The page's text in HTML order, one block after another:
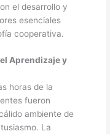
el desarrollo y
esenciales
cooperativa.
Aprendizaje y
horas de la
fueron
ambiente de
La